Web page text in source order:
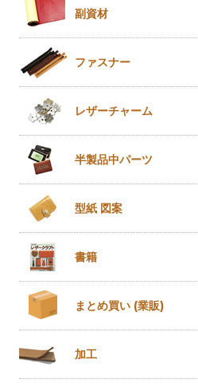
副資材
ファスナー
レザーチャーム
半製品中パーツ
型紙 図案
書籍
まとめ買い (業販)
加工